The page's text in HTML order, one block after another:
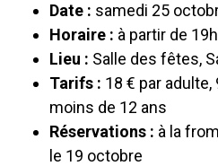
Date : samedi 25
Horaire : à partir de 19h
Lieu : Salle des fêtes,
Tarifs : 18 € par
moins de 12 ans
Réservations : à la
le 19 octobre